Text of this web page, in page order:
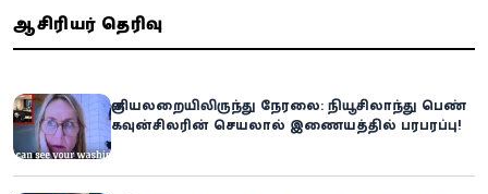
ஆசிரியர் தெரிவு
குளியலறையிலிருந்து நேரலை: நியூசிலாந்து பெண்
கவுன்சிலரின் செயலால் இணையத்தில் பரபரப்பு!